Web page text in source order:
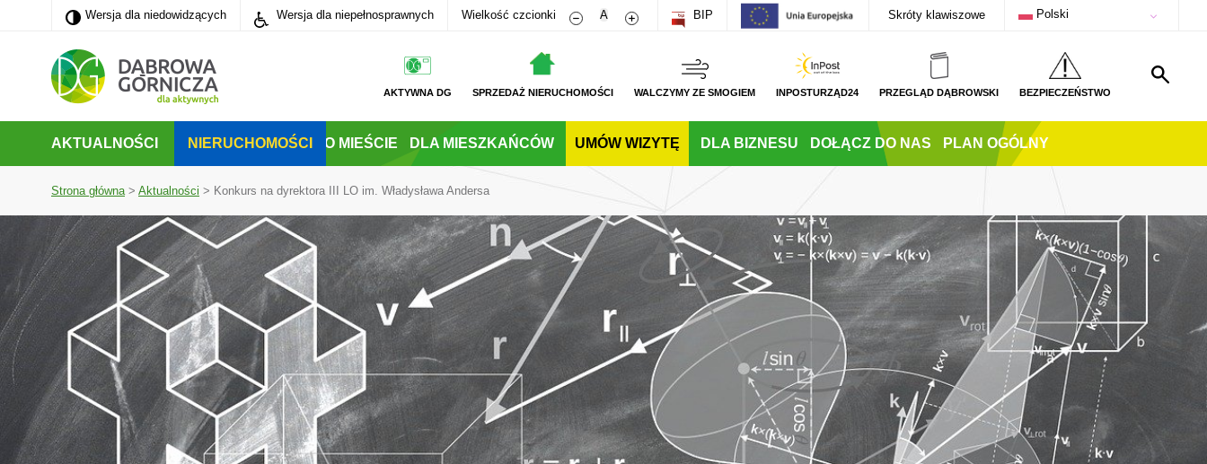
PRZEJDŹ DO MENU GŁÓWNEGO
PRZEJDŹ DO WYSZUKIWARKI
PRZEJDŹ DO TREŚCI
Wersja dla niedowidzących
Wersja dla niedowidzących Wersja dla niepełnosprawnych Wielkość czcionki Zmniejsz rozmiar czcionki
A Zwiększ rozmiar czcionki
BIP Skróty klawiszowe Polski
AKTYWNA DG SPRZEDAŻ NIERUCHOMOŚCI WALCZYMY ZE SMOGIEM INPOSTURZĄD24 PRZEGLĄD DĄBROWSKI BEZPIECZEŃSTWO
AKTUALNOŚCI NIERUCHOMOŚCI O MIEŚCIE DLA MIESZKAŃCÓW UMÓW WIZYTĘ DLA BIZNESU DOŁĄCZ DO NAS PLAN OGÓLNY
Strona główna> Aktualności > Konkurs na dyrektora III LO im. Władysława Andersa